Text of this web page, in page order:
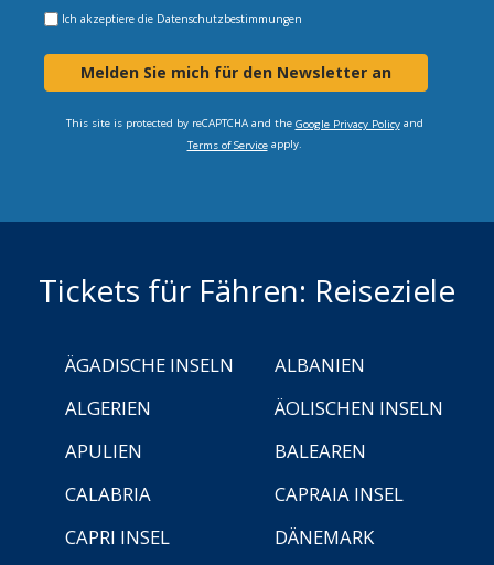
Ich akzeptiere die Datenschutzbestimmungen
Melden Sie mich für den Newsletter an
This site is protected by reCAPTCHA and the Google Privacy Policyand
Terms of Serviceapply.
Tickets für Fähren: Reiseziele
ÄGADISCHE INSELN
ALBANIEN
ALGERIEN
ÄOLISCHEN INSELN
APULIEN
BALEAREN
CALABRIA
CAPRAIA INSEL
CAPRI INSEL
DÄNEMARK